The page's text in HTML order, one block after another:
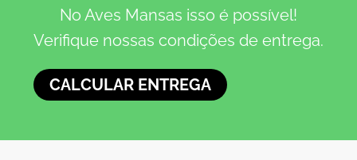
No Aves Mansas isso é possível!
Verifique nossas condições de entrega.
CALCULAR ENTREGA